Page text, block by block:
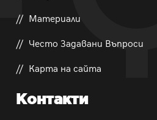
Материали
Често Задавани Въпроси
Карта на сайта
Контакти